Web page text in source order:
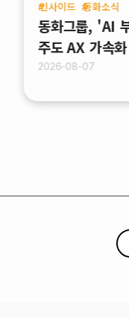
인사이드 동화소식
동화그룹, 'AI
주도 AX 가속화
2026-08-07